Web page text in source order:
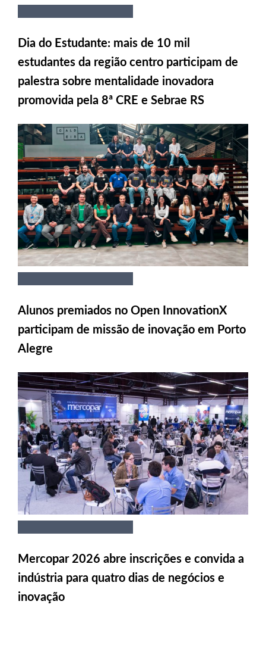
Dia do Estudante: mais de 10 mil
estudantes da região centro participam de
palestra sobre mentalidade inovadora
promovida pela 8ª CRE e Sebrae RS
Alunos premiados no Open InnovationX
participam de missão de inovação em Porto
Alegre
Mercopar 2026 abre inscrições e convida a
indústria para quatro dias de negócios e
inovação